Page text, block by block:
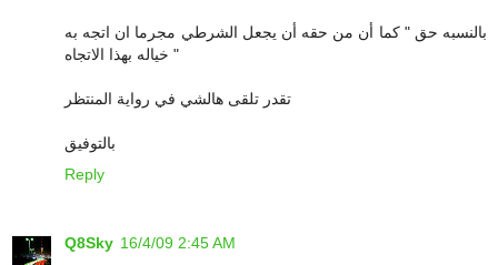
بالنسبه حق " كما أن من حقه أن يجعل الشرطي مجرما ان اتجه به
خياله بهذا الاتجاه "
تقدر تلقى هالشي في رواية المنتظر
بالتوفيق
Reply
Q8Sky 16/4/09 2:45 AM